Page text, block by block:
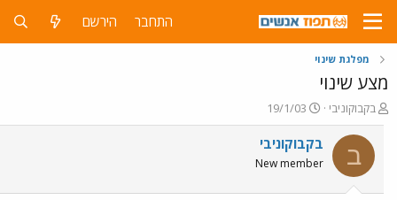
התחבר הירשם
מפלגת שינוי
מצע שינוי
פ
ו
ת
ח
ה
בקבוקוניבי
פ
ו
ר
ס
ם
19/1/03
ב בקבוקוניבי
New member